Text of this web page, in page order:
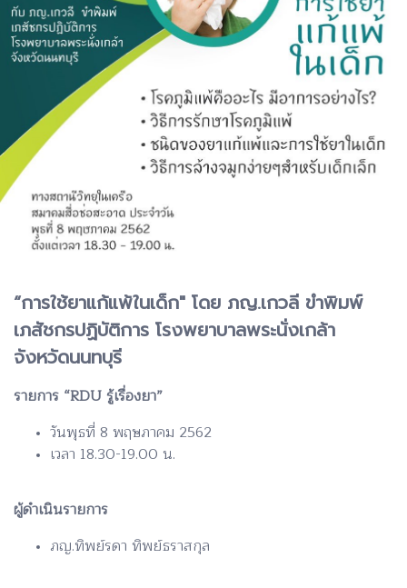
“การใช้ยาแก้แพ้ในเด็ก" โดย ภญ.เกวลี ขำพิมพ์
เภสัชกรปฏิบัติการ โรงพยาบาลพระนั่งเกล้า
จังหวัดนนทบุรี
รายการ “RDU รู้เรื่องยา”
วันพุธที่ 8 พฤษภาคม 2562
เวลา 18.30-19.00 น.
ผู้ดำเนินรายการ
ภญ.ทิพย์รดา ทิพย์ธราสกุล